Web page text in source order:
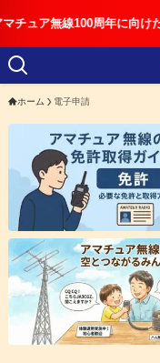
無線100周年に向けた
ホーム 電子申請